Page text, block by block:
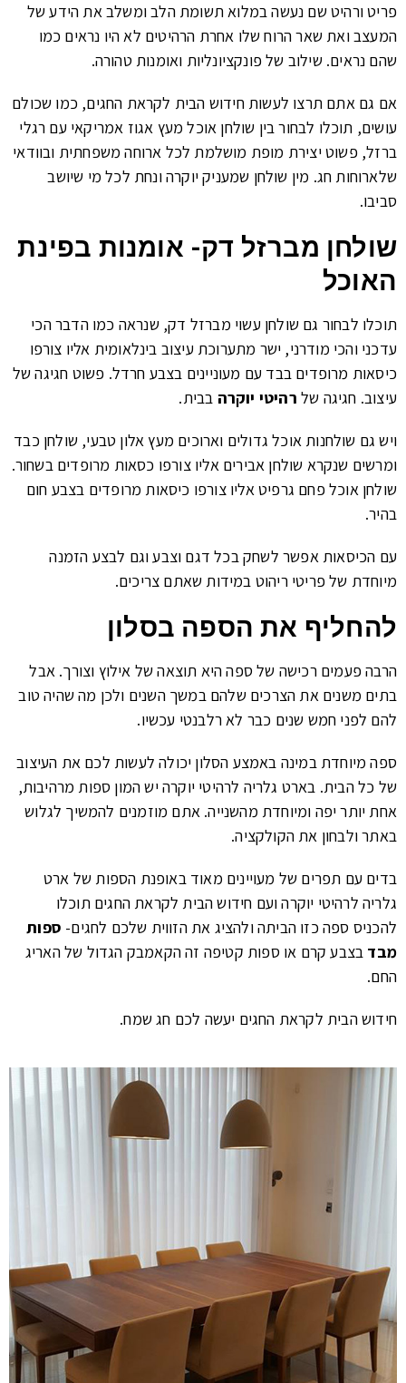
פריט ורהיט שם נעשה במלוא תשומת הלב ומשלב את הידע של
המעצב ואת שאר הרוח שלו אחרת הרהיטים לא היו נראים כמו
שהם נראים. שילוב של פונקציונליות ואומנות טהורה.
אם גם אתם תרצו לעשות חידוש הבית לקראת החגים, כמו שכולם
עושים, תוכלו לבחור בין שולחן אוכל מעץ אגוז אמריקאי עם רגלי
ברזל, פשוט יצירת מופת מושלמת לכל ארוחה משפחתית ובוודאי
שלארוחות חג. מין שולחן שמעניק יוקרה ונחת לכל מי שיושב
סביבו.
שולחן מברזל דק- אומנות בפינת
האוכל
תוכלו לבחור גם שולחן עשוי מברזל דק, שנראה כמו הדבר הכי
עדכני והכי מודרני, ישר מתערוכת עיצוב בינלאומית אליו צורפו
כיסאות מרופדים בבד עם מעוניינים בצבע חרדל. פשוט חגיגה של
עיצוב. חגיגה של רהיטי יוקרה בבית.
ויש גם שולחנות אוכל גדולים וארוכים מעץ אלון טבעי, שולחן כבד
ומרשים שנקרא שולחן אבירים אליו צורפו כסאות מרופדים בשחור.
שולחן אוכל פחם גרפיט אליו צורפו כיסאות מרופדים בצבע חום
בהיר.
עם הכיסאות אפשר לשחק בכל דגם וצבע וגם לבצע הזמנה
מיוחדת של פריטי ריהוט במידות שאתם צריכים.
להחליף את הספה בסלון
הרבה פעמים רכישה של ספה היא תוצאה של אילוץ וצורך. אבל
בתים משנים את הצרכים שלהם במשך השנים ולכן מה שהיה טוב
להם לפני חמש שנים כבר לא רלבנטי עכשיו.
ספה מיוחדת במינה באמצע הסלון יכולה לעשות לכם את העיצוב
של כל הבית. בארט גלריה לרהיטי יוקרה יש המון ספות מרהיבות,
אחת יותר יפה ומיוחדת מהשנייה. אתם מוזמנים להמשיך לגלוש
באתר ולבחון את הקולקציה.
בדים עם תפרים של מעויינים מאוד באופנת הספות של ארט
גלריה לרהיטי יוקרה ועם חידוש הבית לקראת החגים תוכלו
להכניס ספה כזו הביתה ולהציג את הזווית שלכם לחגים- ספות
מבד בצבע קרם או ספות קטיפה זה הקאמבק הגדול של האריג
החם.
חידוש הבית לקראת החגים יעשה לכם חג שמח.